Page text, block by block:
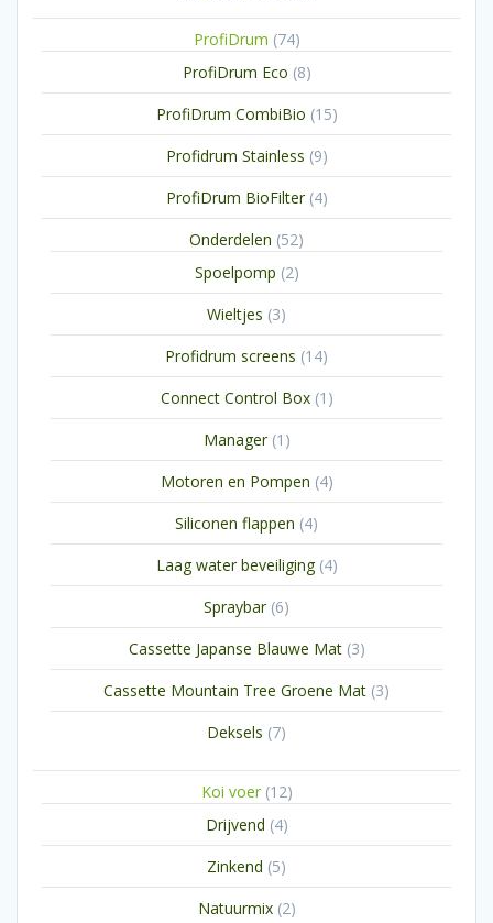
ProfiDrum 7474
ProfiDrum Eco 88
producten
ProfiDrum CombiBio 1515
producten
Profidrum Stainless 99
producten
ProfiDrum BioFilter 44
producten
Onderdelen 5252
Spoelpomp 22
producten
Wieltjes 33
producten
Profidrum screens 1414
producten
Connect Control Box 1 1
product
Manager 1 1
product
Motoren en Pompen 44
producten
Siliconen flappen 44
producten
Laag water beveiliging 44
producten
Spraybar 66
producten
Cassette Japanse Blauwe Mat 33
producten
Cassette Mountain Tree Groene Mat 33
producten
Deksels 77
Koi voer 1212
Drijvend 44
producten
Zinkend 55
producten
Natuurmix 22